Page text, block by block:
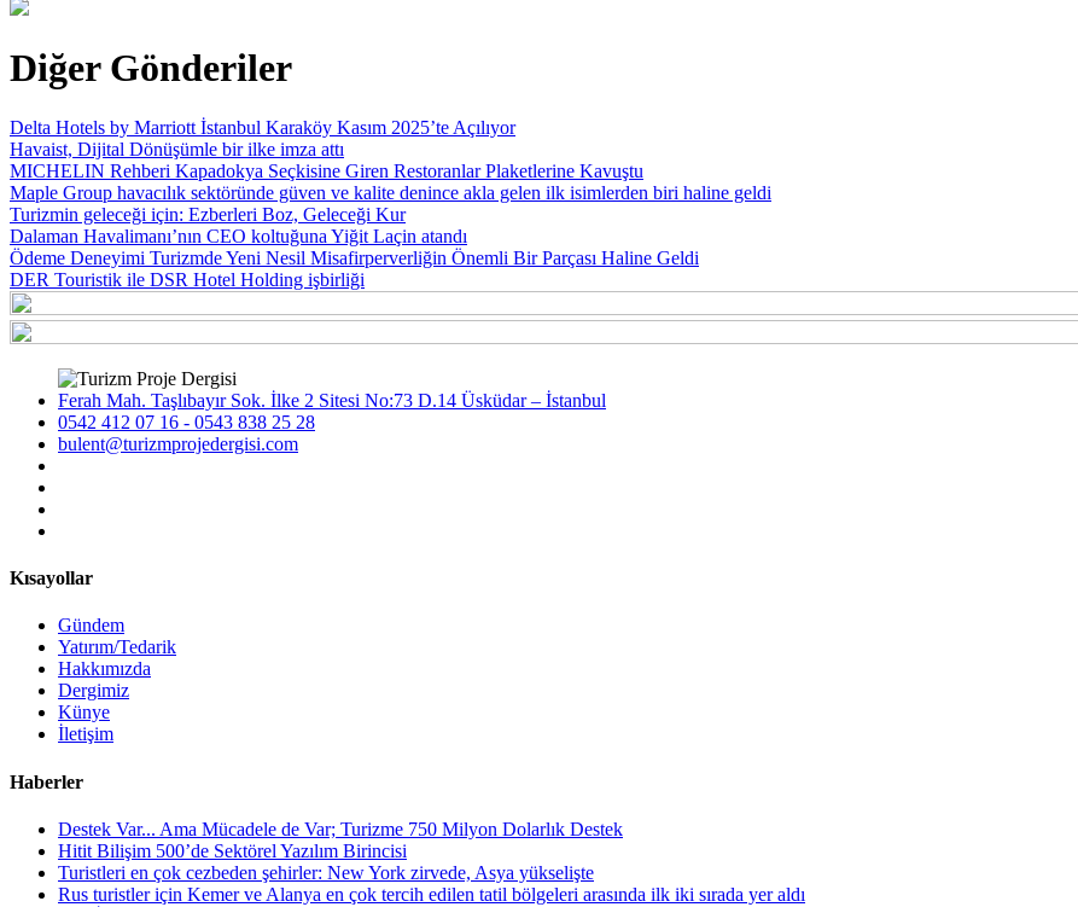
Diğer Gönderiler
Delta Hotels by Marriott İstanbul Karaköy Kasım 2025’te Açılıyor
Havaist, Dijital Dönüşümle bir ilke imza attı
MICHELIN Rehberi Kapadokya Seçkisine Giren Restoranlar Plaketlerine Kavuştu
Maple Group havacılık sektöründe güven ve kalite denince akla gelen ilk isimlerden biri haline geldi
Turizmin geleceği için: Ezberleri Boz, Geleceği Kur
Dalaman Havalimanı’nın CEO koltuğuna Yiğit Laçin atandı
Ödeme Deneyimi Turizmde Yeni Nesil Misafirperverliğin Önemli Bir Parçası Haline Geldi
DER Touristik ile DSR Hotel Holding işbirliği
Ferah Mah. Taşlıbayır Sok. İlke 2 Sitesi No:73 D.14 Üsküdar – İstanbul
0542 412 07 16 - 0543 838 25 28
bulent@turizmprojedergisi.com
Kısayollar
Gündem
Yatırım/Tedarik
Hakkımızda
Dergimiz
Künye
İletişim
Haberler
Destek Var... Ama Mücadele de Var; Turizme 750 Milyon Dolarlık Destek
Hitit Bilişim 500’de Sektörel Yazılım Birincisi
Turistleri en çok cezbeden şehirler: New York zirvede, Asya yükselişte
Rus turistler için Kemer ve Alanya en çok tercih edilen tatil bölgeleri arasında ilk iki sırada yer aldı